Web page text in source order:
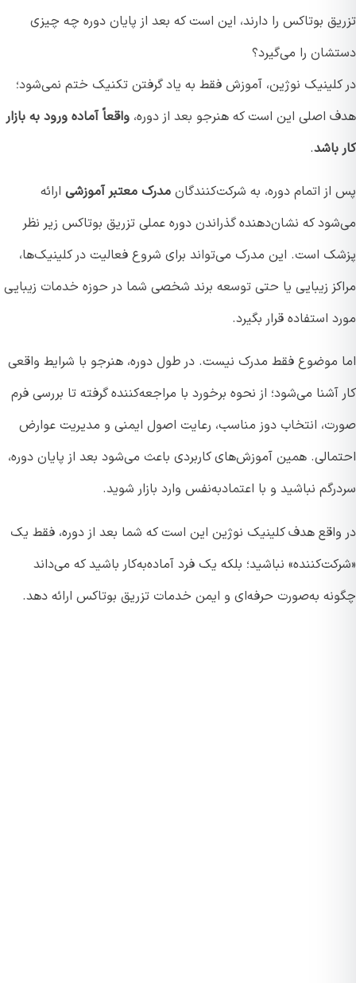
بوتاکس را دارند، این است که بعد از پایان دوره چه چیزی
را می‌گیرد؟
نوژین، آموزش فقط به یاد گرفتن تکنیک ختم نمی‌شود؛
اصلی این است که هنرجو بعد از دوره،واقعاً آماده ورود به بازار
.
اتمام دوره، به شرکت‌کنندگانمدرک معتبر آموزشیارائه
که نشان‌دهنده گذراندن دوره عملی تزریق بوتاکس زیر نظر
است. این مدرک می‌تواند برای شروع فعالیت در کلینیک‌ها،
زیبایی یا حتی توسعه برند شخصی شما در حوزه خدمات زیبایی
استفاده قرار بگیرد.
موضوع فقط مدرک نیست. در طول دوره، هنرجو با شرایط واقعی
آشنا می‌شود؛ از نحوه برخورد با مراجعه‌کننده گرفته تا بررسی فرم
انتخاب دوز مناسب، رعایت اصول ایمنی و مدیریت عوارض
همین آموزش‌های کاربردی باعث می‌شود بعد از پایان دوره،
نباشید و با اعتمادبه‌نفس وارد بازار شوید.
هدف کلینیک نوژین این است که شما بعد از دوره، فقط یک
نباشید؛ بلکه یک فرد آماده‌به‌کار باشید که می‌داند
به‌صورت حرفه‌ای و ایمن خدمات تزریق بوتاکس ارائه دهد.